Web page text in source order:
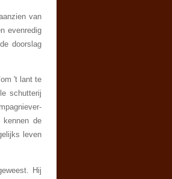
van
evenredig
doorslag
't lant te
schutterij
kennen de
leven
Hij